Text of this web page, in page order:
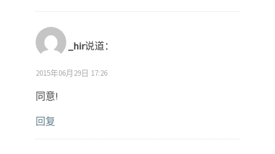
_hir说道：
2015年06月29日 17:26
同意!
回复